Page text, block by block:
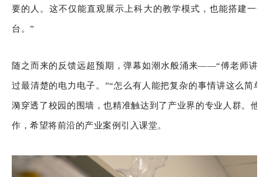
要的人。这不仅能直观展示上科大的教学模式，也能搭建一
台。”
随之而来的反馈远超预期，弹幕如潮水般涌来——“傅老师讲
过最清楚的电力电子。”“怎么有人能把复杂的事情讲这么
漪穿透了校园的围墙，也精准触达到了产业界的专业人群。
作，希望将前沿的产业案例引入课堂。